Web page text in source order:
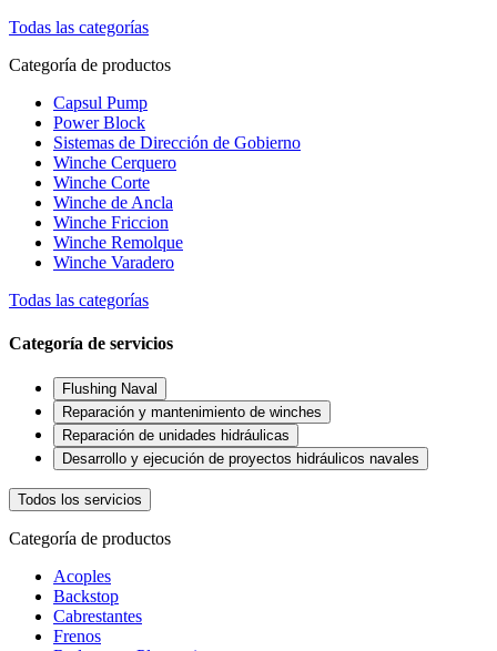
Todas las categorías
Categoría de productos
Capsul Pump
Power Block
Sistemas de Dirección de Gobierno
Winche Cerquero
Winche Corte
Winche de Ancla
Winche Friccion
Winche Remolque
Winche Varadero
Todas las categorías
Categoría de servicios
Flushing Naval
Reparación y mantenimiento de winches
Reparación de unidades hidráulicas
Desarrollo y ejecución de proyectos hidráulicos navales
Todos los servicios
Categoría de productos
Acoples
Backstop
Cabrestantes
Frenos